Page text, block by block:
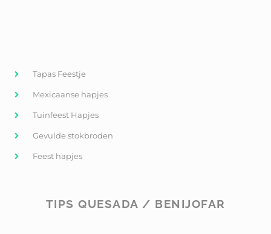
Tapas Feestje
Mexicaanse hapjes
Tuinfeest Hapjes
Gevulde stokbroden
Feest hapjes
TIPS QUESADA / BENIJOFAR